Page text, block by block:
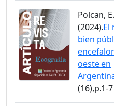
Polcan,
(2024).El
bien
oeste en
(16),p.1-7